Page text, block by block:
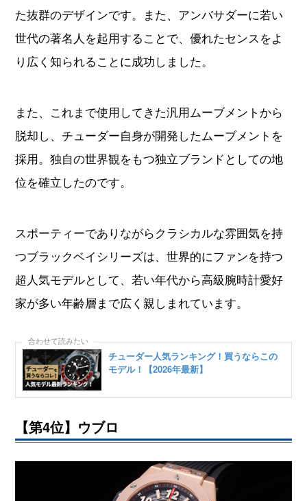
た抜群のデザインです。また、アンバサダーに若い
世代の著名人を起用することで、優れたセンスをよ
り広く知られることに成功しました。
また、これまで使用してきた汎用ムーブメントから
脱却し、チューダー自身が開発したムーブメントを
採用。独自の世界観をもつ独立ブランドとしての地
位を確立したのです。
スポーティーでありながらクラシカルな雰囲気を持
つブラックベイシリーズは、世界的にファンを持つ
超人気モデルとして、若い年代から高級腕時計愛好
家が多い年齢層まで広く親しまれています。
チューダー人気ランキング！買うならこの
モデル！【2026年最新】
【第4位】ウブロ